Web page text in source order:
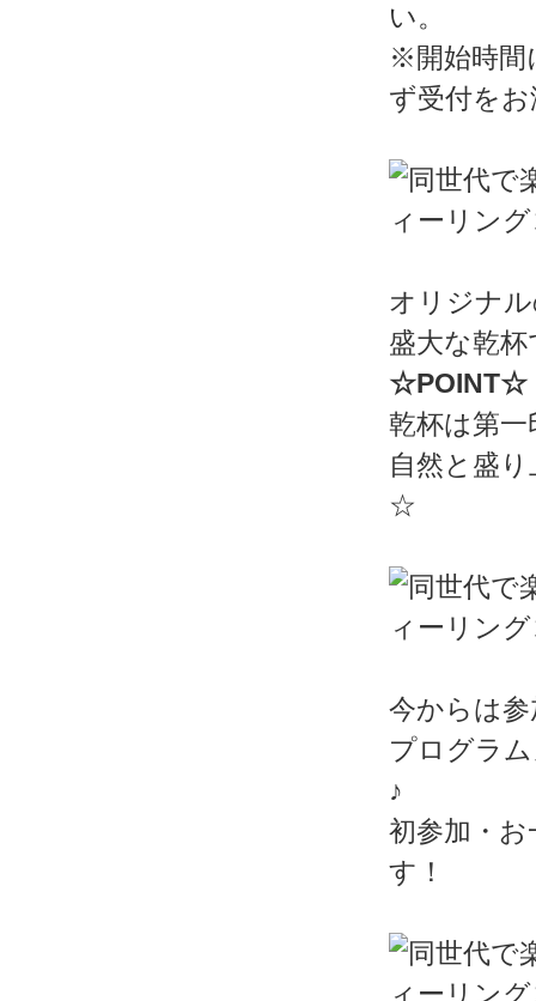
い。
※開始時間
ず受付を
オリジナ
盛大な乾
☆POINT☆
乾杯は第
自然と盛
☆
今からは
プログラ
♪
初参加・
す！